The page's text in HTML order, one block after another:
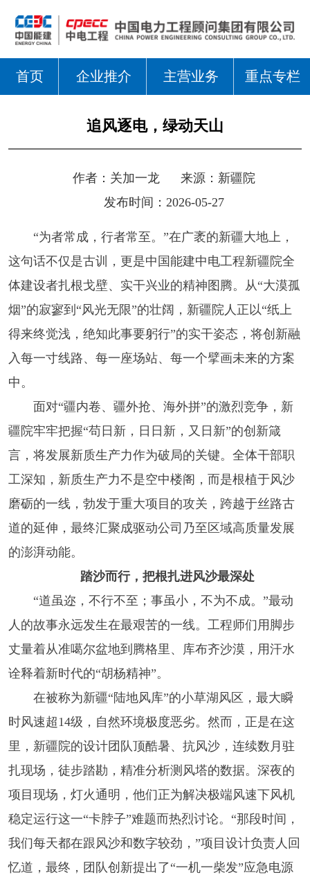
首页 企业推介 主营业务 重点专栏
追风逐电，绿动天山
作者： 关加一龙 来源： 新疆院
发布时间：2026-05-27
“为者常成，行者常至。”在广袤的新疆大地上，
这句话不仅是古训，更是中国能建中电工程新疆院全
体建设者扎根戈壁、实干兴业的精神图腾。从“大漠孤
烟”的寂寥到“风光无限”的壮阔，新疆院人正以“纸上
得来终觉浅，绝知此事要躬行”的实干姿态，将创新融
入每一寸线路、每一座场站、每一个擘画未来的方案
中。
面对“疆内卷、疆外抢、海外拼”的激烈竞争，新
疆院牢牢把握“苟日新，日日新，又日新”的创新箴
言，将发展新质生产力作为破局的关键。全体干部职
工深知，新质生产力不是空中楼阁，而是根植于风沙
磨砺的一线，勃发于重大项目的攻关，跨越于丝路古
道的延伸，最终汇聚成驱动公司乃至区域高质量发展
的澎湃动能。
踏沙而行，把根扎进风沙最深处
“道虽迩，不行不至；事虽小，不为不成。”最动
人的故事永远发生在最艰苦的一线。工程师们用脚步
丈量着从准噶尔盆地到腾格里、库布齐沙漠，用汗水
诠释着新时代的“胡杨精神”。
在被称为新疆“陆地风库”的小草湖风区，最大瞬
时风速超14级，自然环境极度恶劣。然而，正是在这
里，新疆院的设计团队顶酷暑、抗风沙，连续数月驻
扎现场，徒步踏勘，精准分析测风塔的数据。深夜的
项目现场，灯火通明，他们正为解决极端风速下风机
稳定运行这一“卡脖子”难题而热烈讨论。“那段时间，
我们每天都在跟风沙和数字较劲，”项目设计负责人回
忆道，最终，团队创新提出了“一机一柴发”应急电源